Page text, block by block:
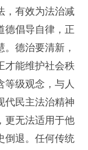
，有效为法治减
德倡导自律，正
德治要清新，
才能维护社会秩
等级观念，与人
代民主法治精神
更无法适用于他
倒退。任何传统